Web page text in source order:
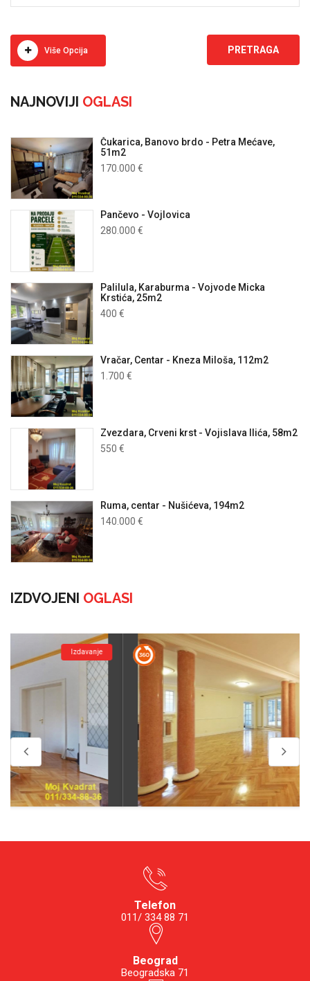
Više Opcija
NAJNOVIJI OGLASI
Čukarica, Banovo brdo - Petra Mećave,
51m2
170.000 €
Pančevo - Vojlovica
280.000 €
Palilula, Karaburma - Vojvode Micka
Krstića, 25m2
400 €
Vračar, Centar - Kneza Miloša, 112m2
1.700 €
Zvezdara, Crveni krst - Vojislava Ilića, 58m2
550 €
Ruma, centar - Nušićeva, 194m2
140.000 €
IZDVOJENI OGLASI
Telefon
011/ 334 88 71
Beograd
Beogradska 71